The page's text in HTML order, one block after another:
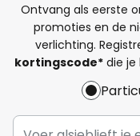
Ontvang als eerste
promoties en de
verlichting.
kortingscode*die je